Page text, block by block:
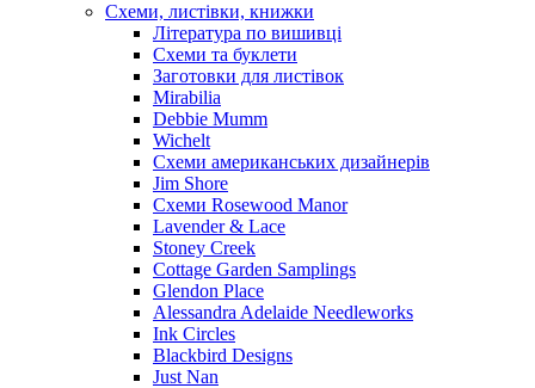
Схеми, листівки, книжки
Література по вишивці
Схеми та буклети
Заготовки для листівок
Mirabilia
Debbie Mumm
Wichelt
Схеми американських дизайнерів
Jim Shore
Cхеми Rosewood Manor
Lavender & Lace
Stoney Creek
Cottage Garden Samplings
Glendon Place
Alessandra Adelaide Needleworks
Ink Circles
Blackbird Designs
Just Nan